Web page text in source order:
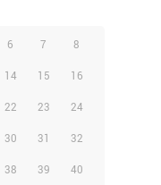
6 7 8
14 15 16
22 23 24
30 31 32
38 39 40